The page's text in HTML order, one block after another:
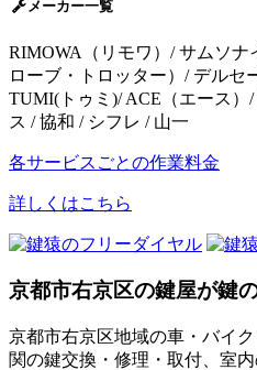
メーカー一覧
RIMOWA（リモワ）/ サムソナ
ローブ・トロッター）/ デルセ
TUMI(トゥミ)/ ACE（エース）
ス / 協和 / シフレ / 山一
各サービスごとの作業料金
詳しくはこちら
京都市右京区の鍵屋が鍵
京都市右京区地域の車・バイ
関の鍵交換・修理・取付、室